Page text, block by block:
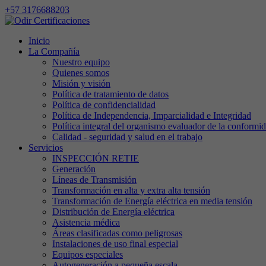
+57 3176688203
Inicio
La Compañía
Nuestro equipo
Quienes somos
Misión y visión
Política de tratamiento de datos
Política de confidencialidad
Política de Independencia, Imparcialidad e Integridad
Política integral del organismo evaluador de la
Calidad - seguridad y salud en el trabajo
Servicios
INSPECCIÓN RETIE
Generación
Líneas de Transmisión
Transformación en alta y extra alta tensión
Transformación de Energía eléctrica en media tensión
Distribución de Energía eléctrica
Asistencia médica
Áreas clasificadas como peligrosas
Instalaciones de uso final especial
Equipos especiales